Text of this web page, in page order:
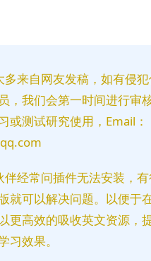
多来自网友发稿，如有侵
，我们会第一时间进行审核
或测试研究使用，Email：
经常问插件无法安装，
就可以解决问题。以便于
更高效的吸收英文资源，
习效果。